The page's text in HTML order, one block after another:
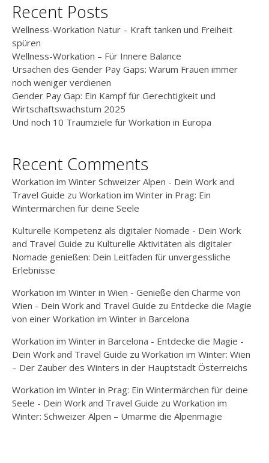
Recent Posts
Wellness-Workation Natur – Kraft tanken und Freiheit
spüren
Wellness-Workation – Für Innere Balance
Ursachen des Gender Pay Gaps: Warum Frauen immer
noch weniger verdienen
Gender Pay Gap: Ein Kampf für Gerechtigkeit und
Wirtschaftswachstum 2025
Und noch 10 Traumziele für Workation in Europa
Recent Comments
Workation im Winter Schweizer Alpen - Dein Work and
Travel Guide zu Workation im Winter in Prag: Ein
Wintermärchen für deine Seele
Kulturelle Kompetenz als digitaler Nomade - Dein Work
and Travel Guide zu Kulturelle Aktivitäten als digitaler
Nomade genießen: Dein Leitfaden für unvergessliche
Erlebnisse
Workation im Winter in Wien - Genieße den Charme von
Wien - Dein Work and Travel Guide zu Entdecke die Magie
von einer Workation im Winter in Barcelona
Workation im Winter in Barcelona - Entdecke die Magie -
Dein Work and Travel Guide zu Workation im Winter: Wien
– Der Zauber des Winters in der Hauptstadt Österreichs
Workation im Winter in Prag: Ein Wintermärchen für deine
Seele - Dein Work and Travel Guide zu Workation im
Winter: Schweizer Alpen – Umarme die Alpenmagie